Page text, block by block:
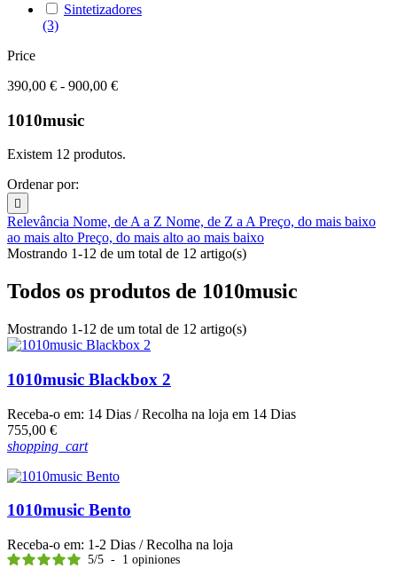
Sintetizadores
(3)
Price
390,00 € - 900,00 €
1010music
Existem 12 produtos.
Ordenar por:

Relevância Nome, de A a Z Nome, de Z a APreço, do mais baixo
ao mais alto Preço, do mais alto ao mais baixo
Mostrando 1-12 de um total de 12 artigo(s)
Todos os produtos de 1010music
Mostrando 1-12 de um total de 12 artigo(s)
1010music Blackbox 2
Receba-o em: 14 Dias / Recolha na loja em 14 Dias
Preço
755,00 €
shopping_cart
1010music Bento
Receba-o em: 1-2 Dias / Recolha na loja
5/5 - 1 opiniones